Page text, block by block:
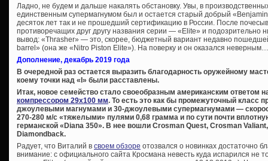
Ладно, не будем и дальше накалять обстановку. Увы, в
единственным супермагнумом был и остается старый добрый
десяток лет так и не прошедший сертификацию в России. После
противоречащих друг другу названия серии — «Elite» и подозрительно
вывод: «Thrasher» — это, скорее, бюджетный вариант недавно
barrel» (она же «Nitro Piston Elite»). На поверку и он оказался неверным…
Дополнение, декабрь 2019 года
В очередной раз остается выразить благодарность оружейному
коему точки над «I» были расставлены.
Итак, новое семейство стало своеобразным американским ответом
компрессором 29х100 мм. То есть это как бы промежуточный класс
джоулевыми магнумами и 30-джоулевыми супермагнумами —
270-280 м/с «тяжелыми» пулями 0,68 грамма и по сути почти
германской «Diana 350». В нее вошли Crosman Quest, Crosman
Diamondback.
Радует, что Виталий в своем обзоре отозвался о новинках достаточно
внимание: с официального сайта Кросмана невесть куда испарился не